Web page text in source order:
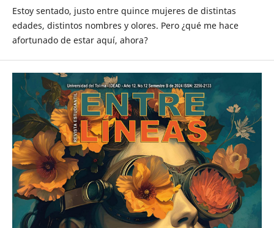
Estoy sentado, justo entre quince mujeres de distintas
edades, distintos nombres y olores. Pero ¿qué me hace
afortunado de estar aquí, ahora?